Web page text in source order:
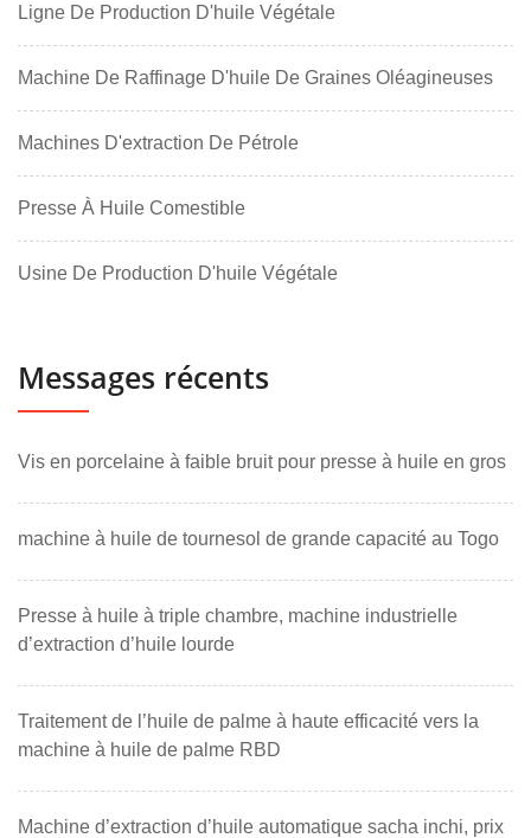
Ligne De Production D'huile Végétale
Machine De Raffinage D'huile De Graines Oléagineuses
Machines D'extraction De Pétrole
Presse À Huile Comestible
Usine De Production D'huile Végétale
Messages récents
Vis en porcelaine à faible bruit pour presse à huile en gros
machine à huile de tournesol de grande capacité au Togo
Presse à huile à triple chambre, machine industrielle
d’extraction d’huile lourde
Traitement de l’huile de palme à haute efficacité vers la
machine à huile de palme RBD
Machine d’extraction d’huile automatique sacha inchi, prix